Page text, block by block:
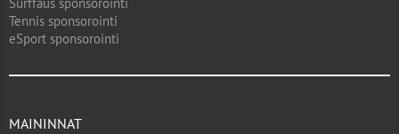
Tennis sponsorointi
eSport sponsorointi
MAININNAT